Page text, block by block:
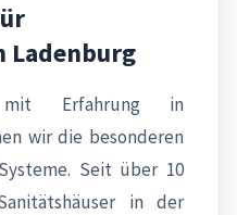
Ladenburg
mit Erfahrung in
wir die besonderen
Seit über 10
in der